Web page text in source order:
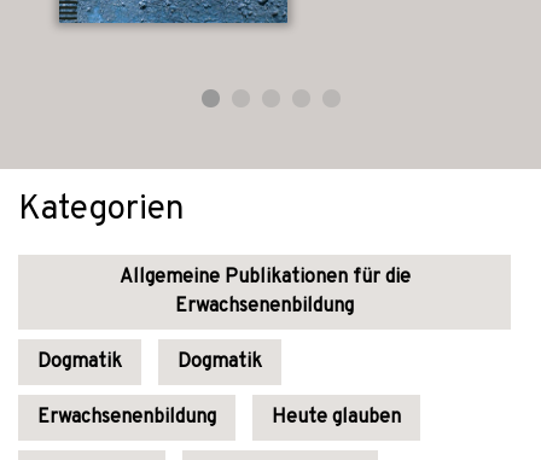
Kategorien
Allgemeine Publikationen für die
Erwachsenenbildung
Dogmatik Dogmatik
Erwachsenenbildung Heute glauben